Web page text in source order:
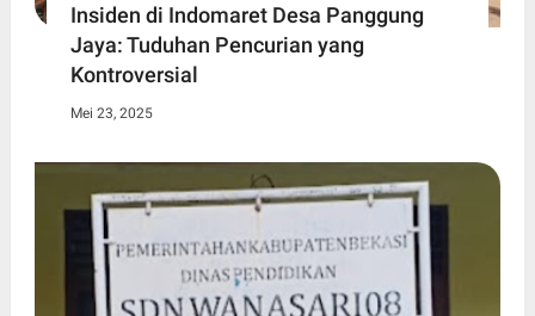
Insiden di Indomaret Desa Panggung
Jaya: Tuduhan Pencurian yang
Kontroversial
Mei 23, 2025